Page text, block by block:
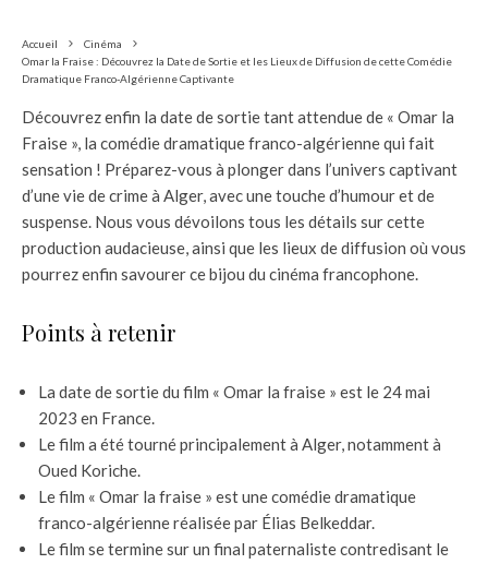
Accueil
Cinéma
Omar la Fraise : Découvrez la Date de Sortie et les Lieux de Diffusion de cette Comédie
Dramatique Franco-Algérienne Captivante
Découvrez enfin la date de sortie tant attendue de « Omar la
Fraise », la comédie dramatique franco-algérienne qui fait
sensation ! Préparez-vous à plonger dans l’univers captivant
d’une vie de crime à Alger, avec une touche d’humour et de
suspense. Nous vous dévoilons tous les détails sur cette
production audacieuse, ainsi que les lieux de diffusion où vous
pourrez enfin savourer ce bijou du cinéma francophone.
Points à retenir
La date de sortie du film « Omar la fraise » est le 24 mai
2023 en France.
Le film a été tourné principalement à Alger, notamment à
Oued Koriche.
Le film « Omar la fraise » est une comédie dramatique
franco-algérienne réalisée par Élias Belkeddar.
Le film se termine sur un final paternaliste contredisant le